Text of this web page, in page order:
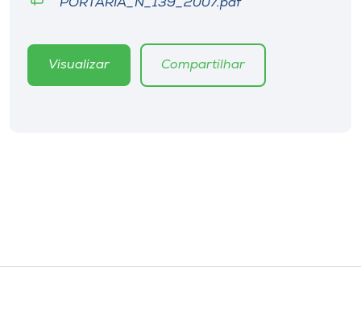
Editora
PORTARIA_N_139_2007.pdf
Visualizar Compartilhar